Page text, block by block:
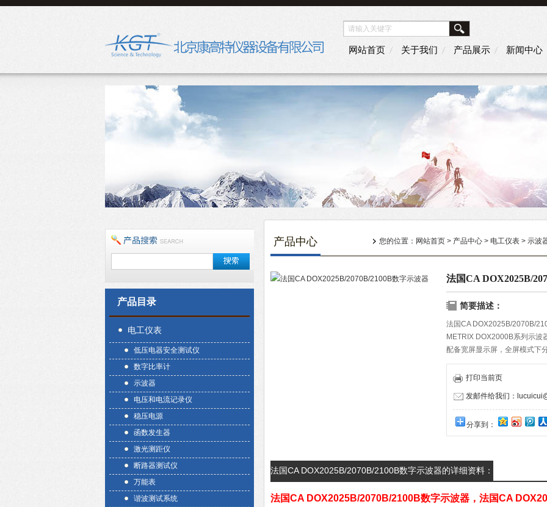
网站首页 关于我们 产品展示 新闻中心
产品目录
电工仪表
低压电器安全测试仪
数字比率计
示波器
电压和电流记录仪
稳压电源
函数发生器
激光测距仪
断路器测试仪
万能表
谐波测试系统
产品中心 您的位置： 网站首页 > 产品中心 > 电工仪表 > 示波
法国CA DOX2025B/
简要描述：
法国CA DOX2025B/2070B/
METRIX DOX2000B系列示波
配备宽屏显示屏，全屏模式下
示或持续显示、YT 或 XY 格
打印当前页
发邮件给我们：
分享到：
法国CA DOX2025B/2070B/2100B数字示波器的详细资料：
法国CA DOX2025B/2070B/2100B数字示波器 ， 法国CA